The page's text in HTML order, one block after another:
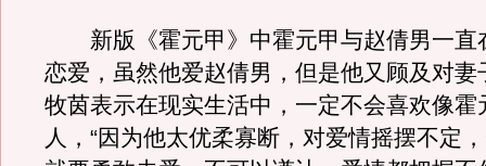
新版《霍元甲》中霍元甲与赵倩男一直
恋爱，虽然他爱赵倩男，但是他又顾及对妻
牧茵表示在现实生活中，一定不会喜欢像霍
人，“因为他太优柔寡断，对爱情摇摆不定